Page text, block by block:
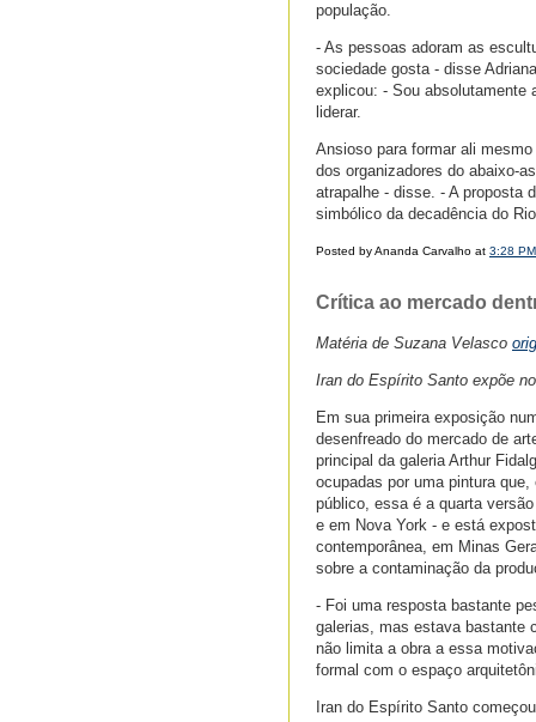
população.
- As pessoas adoram as
sociedade gosta - disse
explicou: - Sou
liderar.
Ansioso para formar ali
dos organizadores do abaixo-
atrapalhe - disse. - A proposta
simbólico da decadência do
Posted by Ananda Carvalho at 3:28 PM
Crítica ao mercado
Matéria de Suzana Velasco
Iran do Espírito Santo expõe
Em sua primeira exposição
desenfreado do mercado de
principal da galeria Arthur
ocupadas por uma pintura
público, essa é a quarta
e em Nova York - e está
contemporânea, em Minas
sobre a contaminação da
- Foi uma resposta bastante
galerias, mas estava bastante
não limita a obra a essa
formal com o espaço
Iran do Espírito Santo